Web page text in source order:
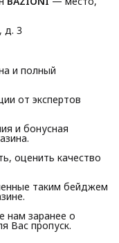
д. 3
и полный
от экспертов
и бонусная
оценить качество
таким бейджем
нам заранее о
Вас пропуск.